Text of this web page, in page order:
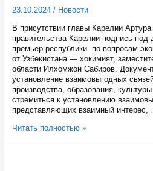
23.10.2024/ Новости
В присутствии главы Карелии
правительства Карелии подпись под
премьер республики по вопросам
от Узбекистана — хокимият,
области Илхомжон Сабиров.
установление взаимовыгодных
производства, образования,
стремиться к установлению
представляющих взаимный интерес,
Карелия
Читать полностью »